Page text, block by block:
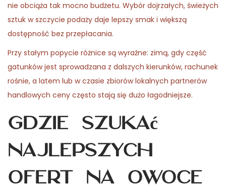
nie obciąża tak mocno budżetu. Wybór dojrzałych, świeżych
sztuk w szczycie podaży daje lepszy smak i większą
dostępność bez przepłacania.
Przy stałym popycie różnice są wyraźne: zimą, gdy część
gatunków jest sprowadzana z dalszych kierunków, rachunek
rośnie, a latem lub w czasie zbiorów lokalnych partnerów
handlowych ceny często stają się dużo łagodniejsze.
Gdzie szukać
najlepszych
ofert na owoce